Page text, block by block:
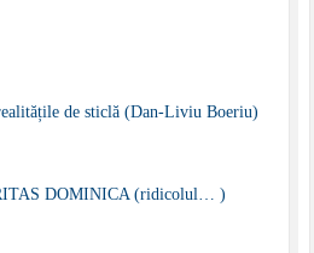
de sticlă (Dan-Liviu Boeriu)
DOMINICA (ridicolul… )